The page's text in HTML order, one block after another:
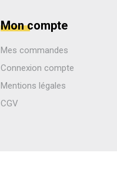
Mon compte
Mes commandes
Connexion compte
Mentions légales
CGV